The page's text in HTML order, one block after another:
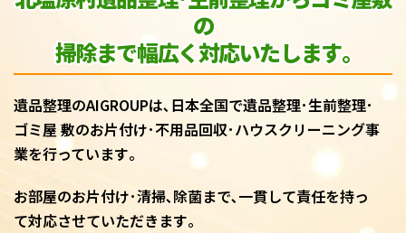
の
掃除まで幅広く対応いたします｡
遺品整理のAIGROUPは､日本全国で遺品整理･生前整理･
ゴミ屋 敷のお片付け･不用品回収･ハウスクリーニング事
業を行っています｡
お部屋のお片付け･清掃､除菌まで､一貫して責任を持っ
て対応させていただきます｡